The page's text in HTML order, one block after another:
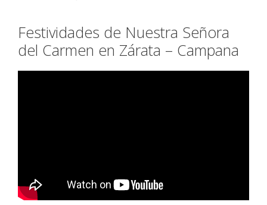
Festividades de Nuestra Señora
del Carmen en Zárata – Campana